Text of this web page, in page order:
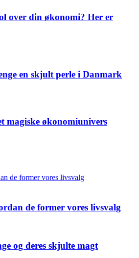
over din økonomi? Her er
en skjult perle i Danmark
magiske økonomiunivers
de former vores livsvalg
og deres skjulte magt